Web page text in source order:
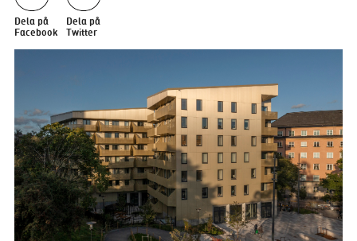
Dela på
Facebook
Dela på
Twitter